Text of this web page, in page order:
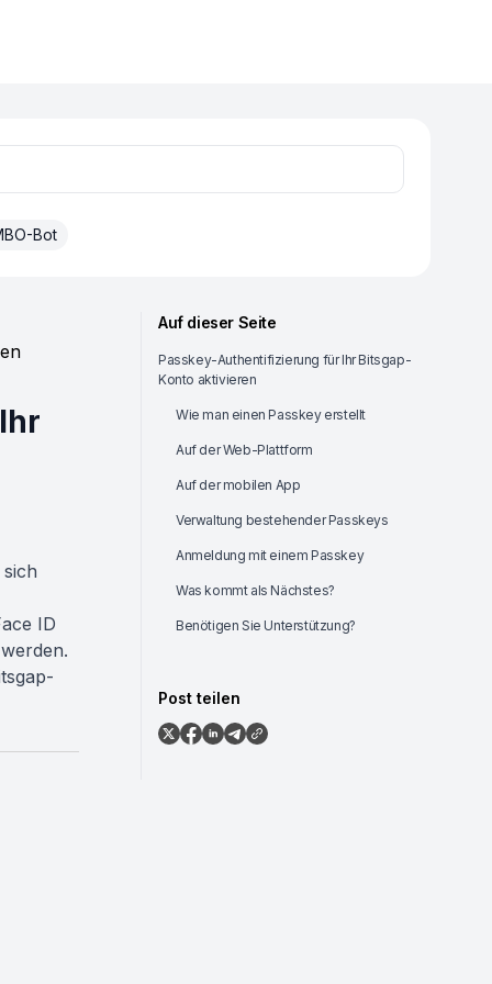
Bot
ID
Auf dieser Seite
Passkey-Authentifizierung für Ihr Bitsgap-
Konto aktivieren
Wie man einen Passkey erstellt
Auf der Web-Plattform
Auf der mobilen App
Verwaltung bestehender Passkeys
Anmeldung mit einem Passkey
Was kommt als Nächstes?
Benötigen Sie Unterstützung?
Post teilen